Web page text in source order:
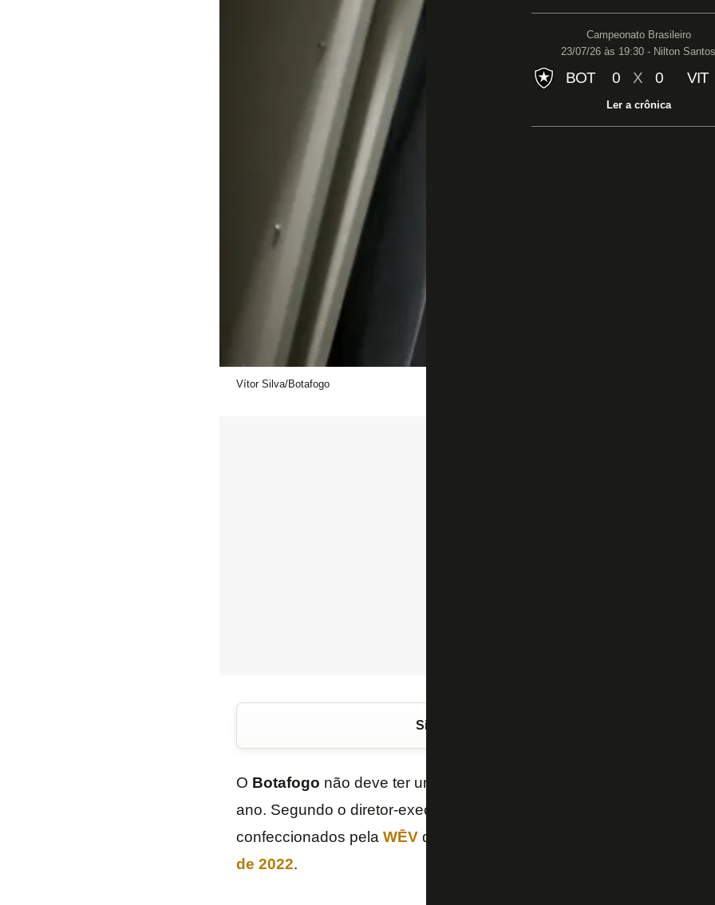
Campeonato Brasileiro
23/07/26 às 19:30 - Nilton Santos
BOT 0 X 0 VIT
Ler a crônica
Vítor Silva/Botafogo
Siga o FogãoNET
O Botafogo não deve ter uniformes de um novo fornecedor de
ano. Segundo o diretor-executivo de futebol
confeccionados pela WĒV devem ser utilizados até o fim do
de 2022.